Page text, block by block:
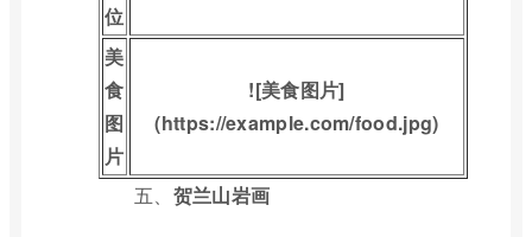
位
美
食
图
片
![美食图片]
(https://example.com/food.jpg)
五、 贺兰山岩画